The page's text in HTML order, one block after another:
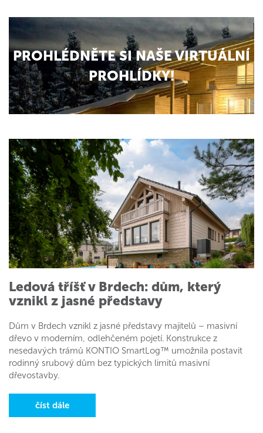
PROHLÉDNĚTE SI NAŠE VIRTUÁLNÍ
PROHLÍDKY!
Ledová tříšť v Brdech: dům, který
vznikl z jasné představy
Dům v Brdech vznikl z jasné představy majitelů – masivní
dřevo v moderním, odlehčeném pojetí. Konstrukce z
nesedavých trámů KONTIO SmartLog™ umožnila postavit
rodinný srubový dům bez typických limitů masivní
dřevostavby.
číst dále